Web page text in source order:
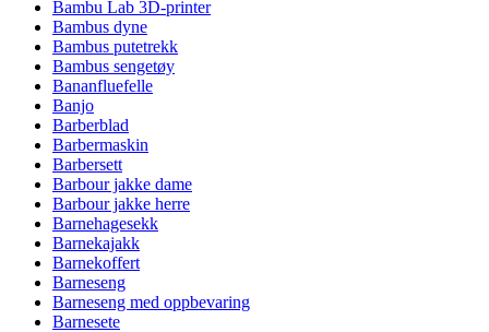
Bambu Lab 3D-printer
Bambus dyne
Bambus putetrekk
Bambus sengetøy
Bananfluefelle
Banjo
Barberblad
Barbermaskin
Barbersett
Barbour jakke dame
Barbour jakke herre
Barnehagesekk
Barnekajakk
Barnekoffert
Barneseng
Barneseng med oppbevaring
Barnesete